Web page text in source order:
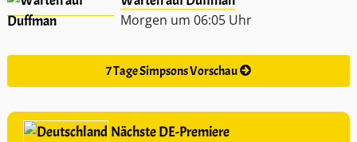
Morgen um 06:05 Uhr
7 Tage Simpsons Vorschau
Nächste DE-Premiere